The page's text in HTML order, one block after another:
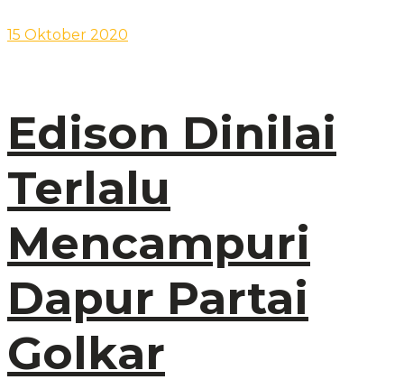
15 Oktober 2020
Edison Dinilai
Terlalu
Mencampuri
Dapur Partai
Golkar